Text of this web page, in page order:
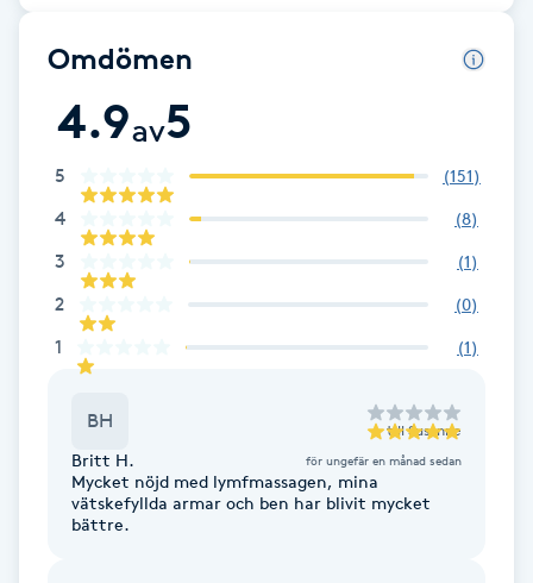
Cryoterapi
Damklippning
Dermapen
Diamantslipning
Enzympeeling
Extensions borttagning
Omdömen
4.9av5
5 (151)
4 (8)
3 (1)
2 (0)
1 (1)
BH till Susanne
Britt H. för ungefär en månad sedan
Mycket nöjd med lymfmassagen, mina
vätskefyllda armar och ben har blivit mycket
bättre.